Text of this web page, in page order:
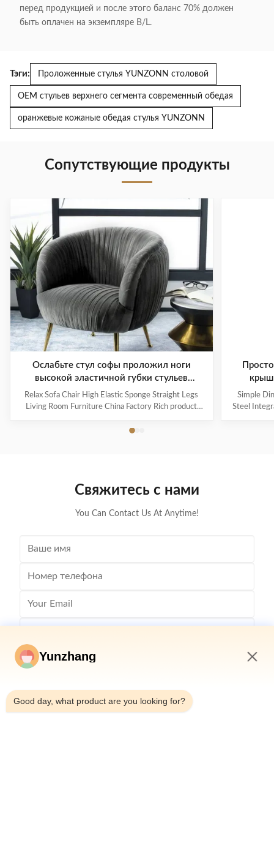
перед продукцией и после этого баланс 70% должен
быть оплачен на экземпляре B/L.
Тэги: Проложенные стулья YUNZONN столовой
OEM стульев верхнего сегмента современный обедая
оранжевые кожаные обедая стулья YUNZONN
Сопутствующие продукты
Ослабьте стул софы проложил ноги
высокой эластичной губки стульев
столовой прямые
Relax Sofa Chair High Elastic Sponge Straight Legs
Living Room Furniture China Factory Rich product
modern style, a variety of exquisite furniture and
Simple
Steel
Свяжитесь с нами
You Can Contact Us At Anytime!
Yunzhang
Good day, what product are you looking for?